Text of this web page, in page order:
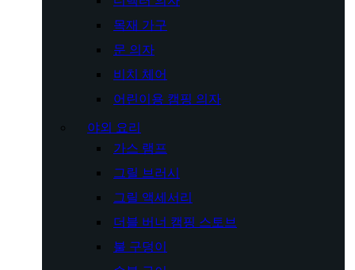
목재 가구
문 의자
비치 체어
어린이용 캠핑 의자
야외 요리
가스 램프
그릴 브러시
그릴 액세서리
더블 버너 캠핑 스토브
불 구덩이